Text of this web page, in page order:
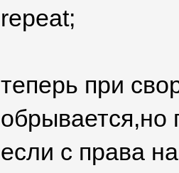
repeat;
теперь при
обрывается,но
если с права